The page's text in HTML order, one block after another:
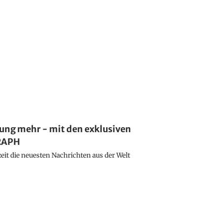
mehr - mit den exklusiven
die neuesten Nachrichten aus der Welt